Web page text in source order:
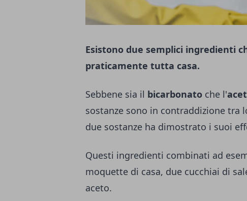
Esistono due semplici ingredienti
praticamente tutta casa.
Sebbene sia il bicarbonato che l'
sostanze sono in contraddizione tra
due sostanze ha dimostrato i suoi
Questi ingredienti combinati ad
moquette di casa, due cucchiai di
aceto.